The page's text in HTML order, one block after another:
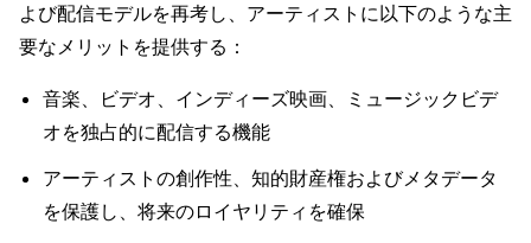
よび配信モデルを再考し、アーティストに以下のような主
要なメリットを提供する：
音楽、ビデオ、インディーズ映画、ミュージックビデ
オを独占的に配信する機能
アーティストの創作性、知的財産権およびメタデータ
を保護し、将来のロイヤリティを確保